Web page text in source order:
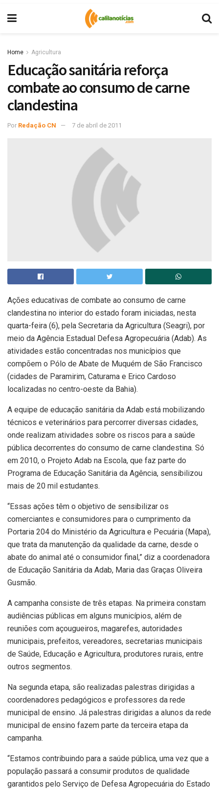
Home Agricultura
Educação sanitária reforça
combate ao consumo de carne
clandestina
Por Redação CN 7 de abril de 2011
Ações educativas de combate ao consumo de carne
clandestina no interior do estado foram iniciadas, nesta
quarta-feira (6), pela Secretaria da Agricultura (Seagri), por
meio da Agência Estadual Defesa Agropecuária (Adab). As
atividades estão concentradas nos municípios que
compõem o Pólo de Abate de Muquém de São Francisco
(cidades de Paramirim, Caturama e Erico Cardoso
localizadas no centro-oeste da Bahia).
A equipe de educação sanitária da Adab está mobilizando
técnicos e veterinários para percorrer diversas cidades,
onde realizam atividades sobre os riscos para a saúde
pública decorrentes do consumo de carne clandestina. Só
em 2010, o Projeto Adab na Escola, que faz parte do
Programa de Educação Sanitária da Agência, sensibilizou
mais de 20 mil estudantes.
“Essas ações têm o objetivo de sensibilizar os
comerciantes e consumidores para o cumprimento da
Portaria 204 do Ministério da Agricultura e Pecuária (Mapa),
que trata da manutenção da qualidade da carne, desde o
abate do animal até o consumidor final,” diz a coordenadora
de Educação Sanitária da Adab, Maria das Graças Oliveira
Gusmão.
A campanha consiste de três etapas. Na primeira constam
audiências públicas em alguns municípios, além de
reuniões com açougueiros, magarefes, autoridades
municipais, prefeitos, vereadores, secretarias municipais
de Saúde, Educação e Agricultura, produtores rurais, entre
outros segmentos.
Na segunda etapa, são realizadas palestras dirigidas a
coordenadores pedagógicos e professores da rede
municipal de ensino. Já palestras dirigidas a alunos da rede
municipal de ensino fazem parte da terceira etapa da
campanha.
“Estamos contribuindo para a saúde pública, uma vez que a
população passará a consumir produtos de qualidade
garantidos pelo Serviço de Defesa Agropecuária do Estado